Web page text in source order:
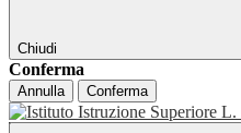
Chiudi
Conferma
Annulla Conferma